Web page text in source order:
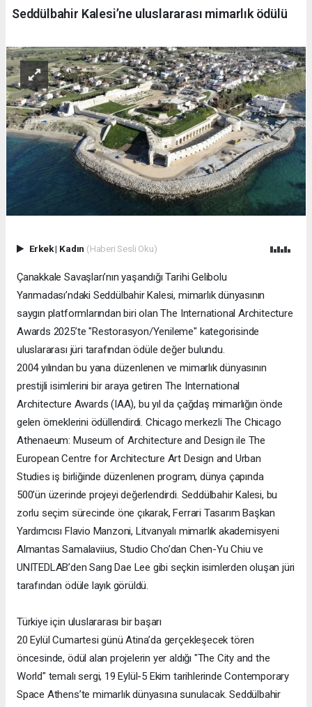
Seddülbahir Kalesi’ne uluslararası mimarlık ödülü
Erkek| Kadın (Haberi Sesli Oku)
Çanakkale Savaşları’nın yaşandığı Tarihi Gelibolu
Yarımadası’ndaki Seddülbahir Kalesi, mimarlık dünyasının
saygın platformlarından biri olan The International Architecture
Awards 2025’te "Restorasyon/Yenileme" kategorisinde
uluslararası jüri tarafından ödüle değer bulundu.
2004 yılından bu yana düzenlenen ve mimarlık dünyasının
prestijli isimlerini bir araya getiren The International
Architecture Awards (IAA), bu yıl da çağdaş mimarlığın önde
gelen örneklerini ödüllendirdi. Chicago merkezli The Chicago
Athenaeum: Museum of Architecture and Design ile The
European Centre for Architecture Art Design and Urban
Studies iş birliğinde düzenlenen program, dünya çapında
500’ün üzerinde projeyi değerlendirdi. Seddülbahir Kalesi, bu
zorlu seçim sürecinde öne çıkarak, Ferrari Tasarım Başkan
Yardımcısı Flavio Manzoni, Litvanyalı mimarlık akademisyeni
Almantas Samalaviius, Studio Cho’dan Chen-Yu Chiu ve
UNITEDLAB’den Sang Dae Lee gibi seçkin isimlerden oluşan jüri
tarafından ödüle layık görüldü.
Türkiye için uluslararası bir başarı
20 Eylül Cumartesi günü Atina’da gerçekleşecek tören
öncesinde, ödül alan projelerin yer aldığı "The City and the
World" temalı sergi, 19 Eylül-5 Ekim tarihlerinde Contemporary
Space Athens’te mimarlık dünyasına sunulacak. Seddülbahir